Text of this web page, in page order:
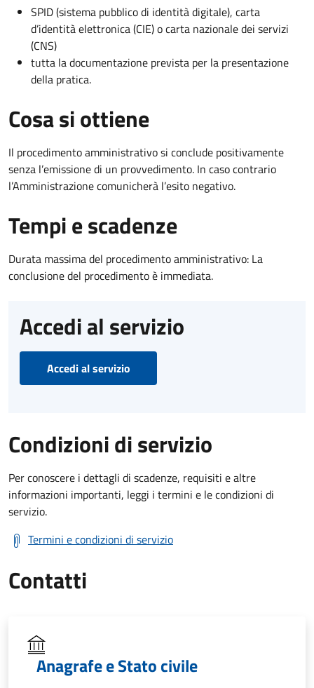
SPID (sistema pubblico di identità digitale), carta
d’identità elettronica (CIE) o carta nazionale dei servizi
(CNS)
tutta la documentazione prevista per la presentazione
della pratica.
Cosa si ottiene
Il procedimento amministrativo si conclude positivamente
senza l’emissione di un provvedimento. In caso contrario
l’Amministrazione comunicherà l’esito negativo.
Tempi e scadenze
Durata massima del procedimento amministrativo: La
conclusione del procedimento è immediata.
Accedi al servizio
Accedi al servizio
Condizioni di servizio
Per conoscere i dettagli di scadenze, requisiti e altre
informazioni importanti, leggi i termini e le condizioni di
servizio.
Termini e condizioni di servizio
Contatti
Anagrafe e Stato civile